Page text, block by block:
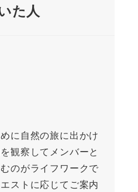
た人
に自然の旅に出かけ
観察してメンバーと
のがライフワークで
ストに応じてご案内